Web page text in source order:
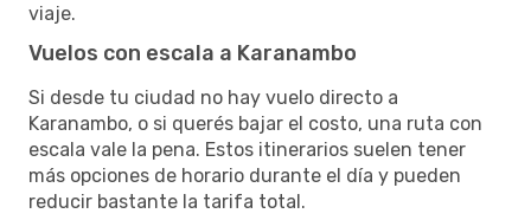
viaje.
Vuelos con escala a Karanambo
Si desde tu ciudad no hay vuelo directo a
Karanambo, o si querés bajar el costo, una ruta con
escala vale la pena. Estos itinerarios suelen tener
más opciones de horario durante el día y pueden
reducir bastante la tarifa total.